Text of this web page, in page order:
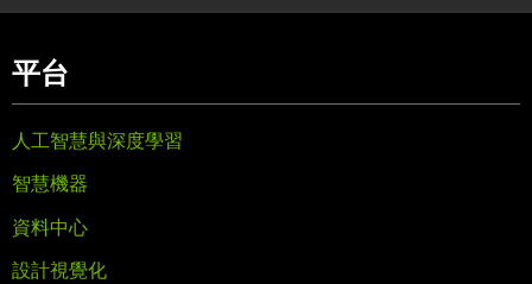
平台
人工智慧與深度學習
智慧機器
資料中心
設計視覺化